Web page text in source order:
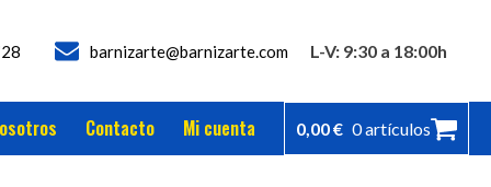
barnizarte@barnizarte.com L-V: 9:30 a 18:00h
Contacto Mi cuenta 0,00€ 0 artículos